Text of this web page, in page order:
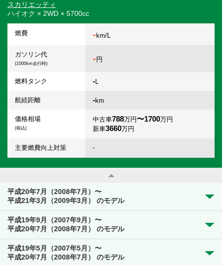
スカリエッティ
ハイオク × 2WD × 5700cc
燃費 - km/L
ガソリン代
(1000km走行時) - 円
燃料タンク -L
航続距離 -km
価格相場
(税込)
中古車788万円〜1700万円
新車3660万円
主要燃費向上対策 -
平成20年7月（2008年7月）〜
平成21年3月（2009年3月） のモデル
平成19年9月（2007年9月）〜
平成20年7月（2008年7月） のモデル
平成19年5月（2007年5月）〜
平成20年7月（2008年7月） のモデル